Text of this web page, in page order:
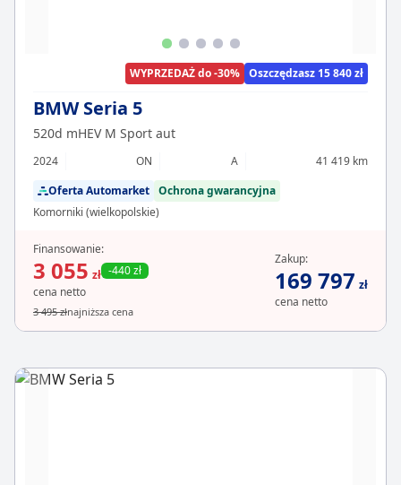
WYPRZEDAŻ do -30% Oszczędzasz 15 840 zł
BMW Seria 5
520d mHEV M Sport aut
2024 ON A
41 419 km
Oferta Automarket Ochrona gwarancyjna
Komorniki (wielkopolskie)
Finansowanie:
3 055 zł -440 zł
cena netto
3 495 złnajniższa cena
Zakup:
169 797 zł
cena netto